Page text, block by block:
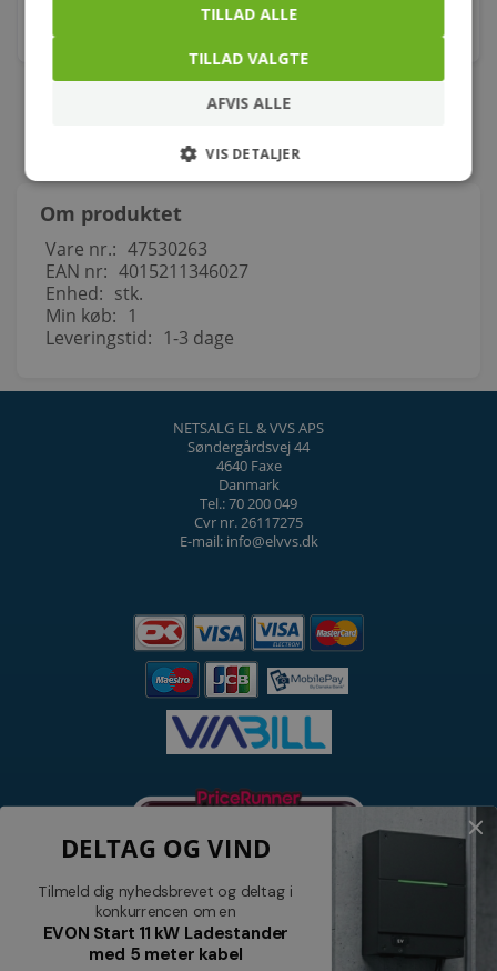
Om produktet
Vare nr.: 47530263
EAN nr: 4015211346027
Enhed: stk.
Min køb: 1
Leveringstid: 1-3 dage
NETSALG EL & VVS APS
Søndergårdsvej 44
4640 Faxe
Danmark
Tel.: 70 200 049
Cvr nr. 26117275
E-mail: info@elvvs.dk
DELTAG OG VIND
Tilmeld dig nyhedsbrevet og deltag i
konkurrencen om en
EVON Start 11 kW Ladestander
med 5 meter kabel
TILLAD VALGTE
TILLAD ALLE
AFVIS ALLE
VIS DETALJER